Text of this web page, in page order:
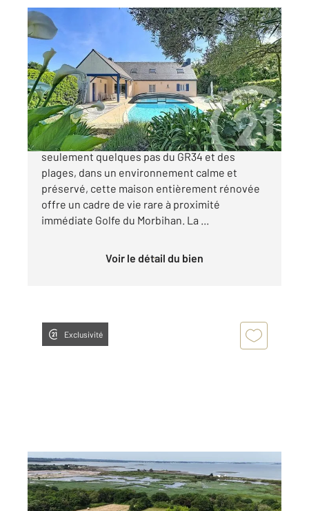
ST ARMEL 56
175,30 m , 6 pièces
Ref : 13489
Maison à vendre
867 350 €
Un véritable air de vacances toute l'année À
seulement quelques pas du GR34 et des
plages, dans un environnement calme et
préservé, cette maison entièrement rénovée
offre un cadre de vie rare à proximité
immédiate Golfe du Morbihan. La ...
Voir le détail du bien
Exclusivité
ST ARMEL 56
220,62 m2, 8 pièces
Ref : 13434